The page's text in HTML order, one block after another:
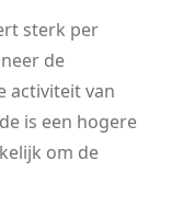
sterk per
de
activiteit van
is een hogere
om de